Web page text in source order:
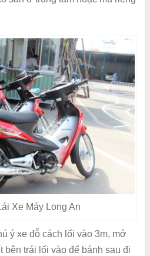
Xe Máy Long An
ý xe đỗ cách lối vào 3m, mở
bên trái lối vào để bánh sau đi